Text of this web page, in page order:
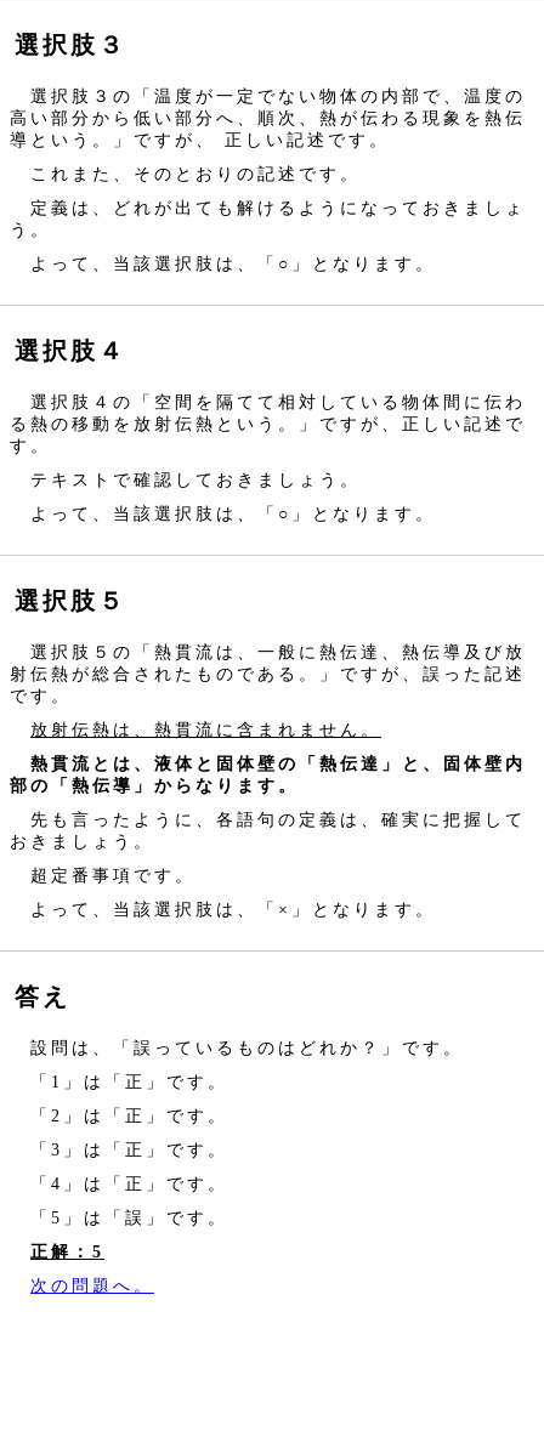
選択肢３
選択肢３の「温度が一定でない物体の内部で、温度の
高い部分から低い部分へ、順次、熱が伝わる現象を熱伝
導という。」ですが、 正しい記述です。
これまた、そのとおりの記述です。
定義は、どれが出ても解けるようになっておきましょ
う。
よって、当該選択肢は、「○」となります。
選択肢４
選択肢４の「空間を隔てて相対している物体間に伝わ
る熱の移動を放射伝熱という。」ですが、正しい記述で
す。
テキストで確認しておきましょう。
よって、当該選択肢は、「○」となります。
選択肢５
選択肢５の「熱貫流は、一般に熱伝達、熱伝導及び放
射伝熱が総合されたものである。」ですが、誤った記述
です。
放射伝熱は、熱貫流に含まれません。
熱貫流とは、液体と固体壁の「熱伝達」と、固体壁内
部の「熱伝導」からなります。
先も言ったように、各語句の定義は、確実に把握して
おきましょう。
超定番事項です。
よって、当該選択肢は、「×」となります。
答え
設問は、「誤っているものはどれか？」です。
「1」は「正」です。
「2」は「正」です。
「3」は「正」です。
「4」は「正」です。
「5」は「誤」です。
正解：5
次の問題へ。